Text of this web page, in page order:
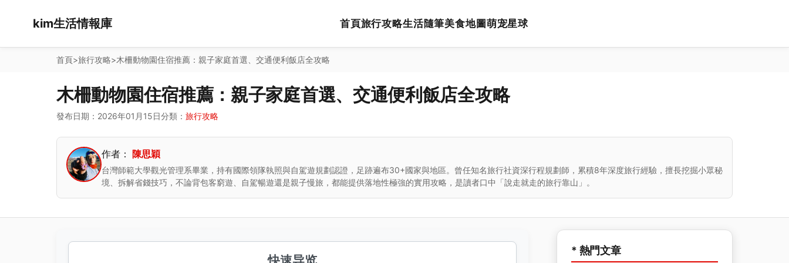
kim生活情報庫 首頁旅行攻略生活隨筆美食地圖萌宠星球
首頁>旅行攻略>木柵動物園住宿推薦：親子家庭首選、交通便利飯店全攻略
木柵動物園住宿推薦：親子家庭首選、交通便利飯店全攻略
發布日期：2026年01月15日分類： 旅行攻略
作者： 陳思穎
台灣師範大學觀光管理系畢業，持有國際領隊執照與自駕遊規劃認證，足跡遍布30+國家與地區。曾任知名旅行社資深行程規劃師，累積8年深度旅行經驗，擅長挖掘小眾秘
境、拆解省錢技巧，不論背包客窮遊、自駕暢遊還是親子慢旅，都能提供落地性極強的實用攻略，是讀者口中「說走就走的旅行靠山」。
* 熱門文章